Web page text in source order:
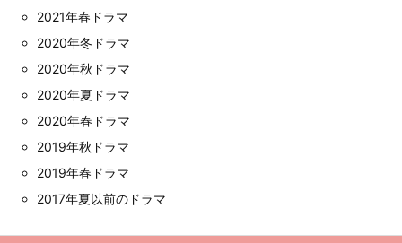
2021年春ドラマ
2020年冬ドラマ
2020年秋ドラマ
2020年夏ドラマ
2020年春ドラマ
2019年秋ドラマ
2019年春ドラマ
2017年夏以前のドラマ